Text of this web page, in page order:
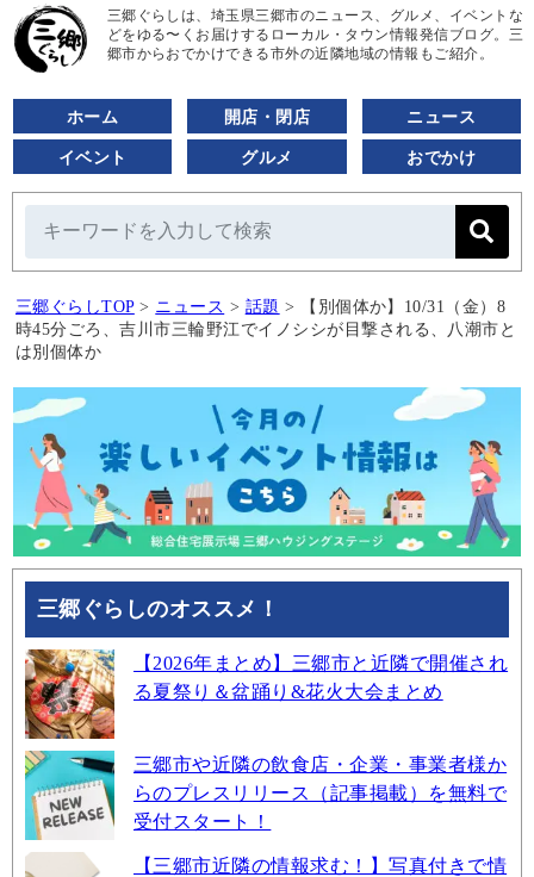
三郷ぐらしは、埼玉県三郷市のニュース、グルメ、イベントな
どをゆる〜くお届けするローカル・タウン情報発信ブログ。三
郷市からおでかけできる市外の近隣地域の情報もご紹介。
ホーム 開店・閉店 ニュース
イベント グルメ おでかけ
三郷ぐらしTOP > ニュース > 話題 >
【別個体か】10/31（金）8
時45分ごろ、吉川市三輪野江でイノシシが目撃される、八潮市と
は別個体か
三郷ぐらしのオススメ！
【2026年まとめ】三郷市と近隣で開催され
る夏祭り＆盆踊り&花火大会まとめ
三郷市や近隣の飲食店・企業・事業者様か
らのプレスリリース（記事掲載）を無料で
受付スタート！
【三郷市近隣の情報求む！】写真付きで情